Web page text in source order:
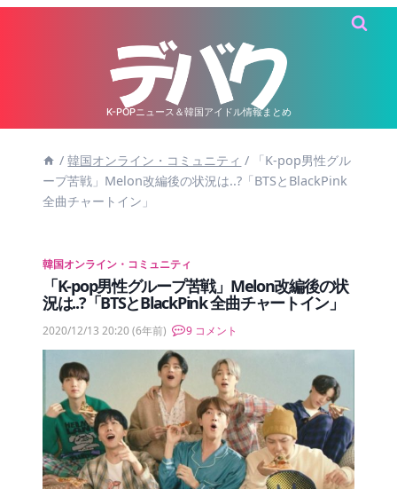
K-POPニュース＆韓国アイドル情報まとめ
/ 韓国オンライン・コミュニティ /
「K-pop男性グル
ープ苦戦」Melon改編後の状況は..?「BTSとBlackPink
全曲チャートイン」
韓国オンライン・コミュニティ
「K-pop男性グループ苦戦」Melon改編後の状
況は..?「BTSとBlackPink 全曲チャートイン」
2020/12/13 20:20(6年前) 9 コメント